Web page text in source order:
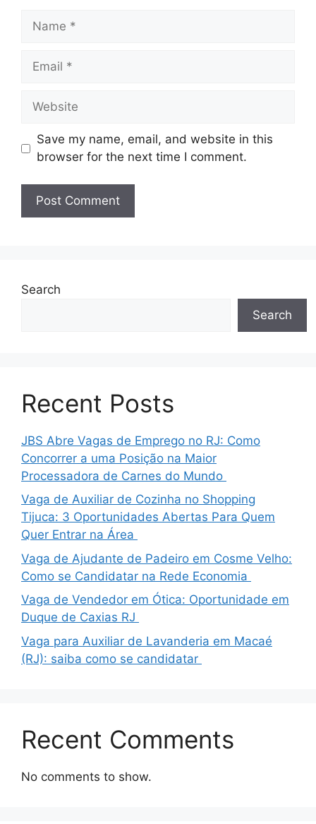
Name
Email
Website
Save my name, email, and website in this
browser for the next time I comment.
Search
Search
Recent Posts
JBS Abre Vagas de Emprego no RJ: Como
Concorrer a uma Posição na Maior
Processadora de Carnes do Mundo
Vaga de Auxiliar de Cozinha no Shopping
Tijuca: 3 Oportunidades Abertas Para Quem
Quer Entrar na Área
Vaga de Ajudante de Padeiro em Cosme Velho:
Como se Candidatar na Rede Economia
Vaga de Vendedor em Ótica: Oportunidade em
Duque de Caxias RJ
Vaga para Auxiliar de Lavanderia em Macaé
(RJ): saiba como se candidatar
Recent Comments
No comments to show.